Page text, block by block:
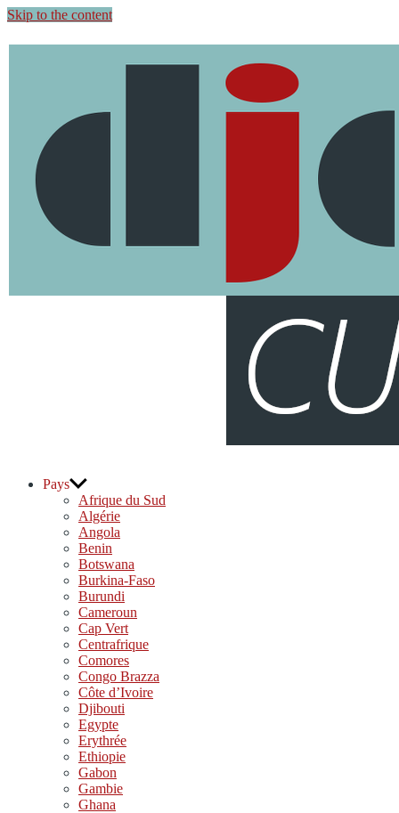
Skip to the content
Pays
Afrique du Sud
Algérie
Angola
Benin
Botswana
Burkina-Faso
Burundi
Cameroun
Cap Vert
Centrafrique
Comores
Congo Brazza
Côte d’Ivoire
Djibouti
Egypte
Erythrée
Ethiopie
Gabon
Gambie
Ghana